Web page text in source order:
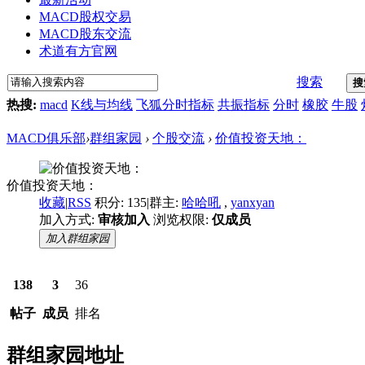
MACD股权交易
MACD股东交流
术道有方官网
搜索
热搜: macd K线与均线 飞狐分时指标 共振指标 分时 橡胶 牛股
MACD俱乐部›群组家园 › 个股交流 › 价值投资天地：
价值投资天地：
收藏|RSS 积分: 135|群主: 哈哈吼 , yanxyan
加入方式: 审核加入 浏览权限: 仅成员
加入群组家园
138
帖子
3
成员
36
排名
群组家园地址